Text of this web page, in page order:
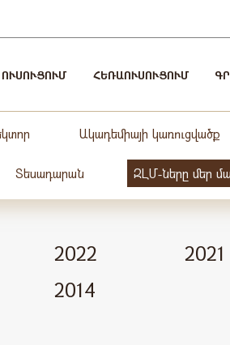
ՀԵՌԱՈՒՍՈՒՑՈՒՄ
Ակադեմիայի կառուցվածք
Տեսադարան ԶԼՄ-ները մեր
2022 2021
2014